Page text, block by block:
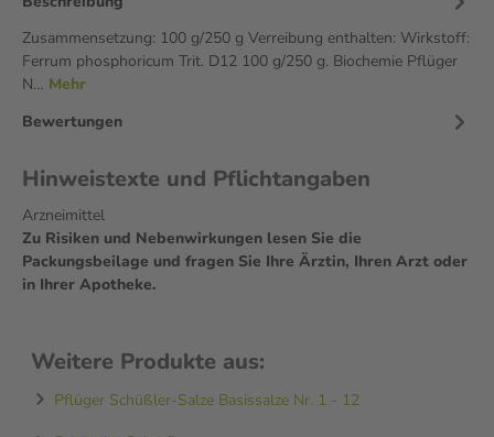
Zusammensetzung: 100 g/250 g Verreibung enthalten: Wirkstoff:
Ferrum phosphoricum Trit. D12 100 g/250 g. Biochemie Pflüger
N… Mehr
Bewertungen
Hinweistexte und Pflichtangaben
Arzneimittel
Zu Risiken und Nebenwirkungen lesen Sie die
Packungsbeilage und fragen Sie Ihre Ärztin, Ihren Arzt oder
in Ihrer Apotheke.
Weitere Produkte aus:
Pflüger Schüßler-Salze Basissalze Nr. 1 - 12